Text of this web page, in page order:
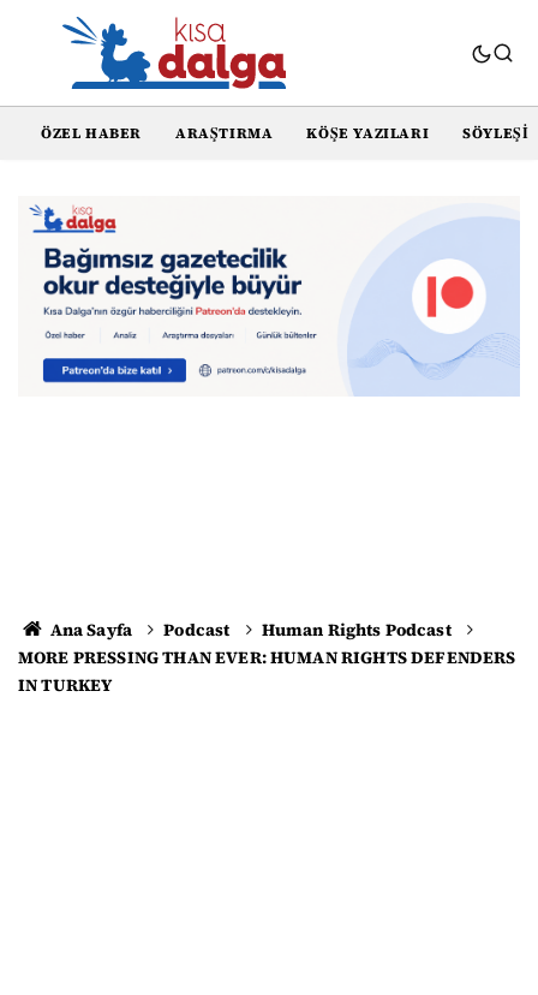
ÖZEL HABER ARAŞTIRMA KÖŞE YAZILARI SÖYLEŞI
Ana Sayfa Podcast
Human Rights Podcast
MORE PRESSING THAN EVER: HUMAN RIGHTS DEFENDERS
IN TURKEY